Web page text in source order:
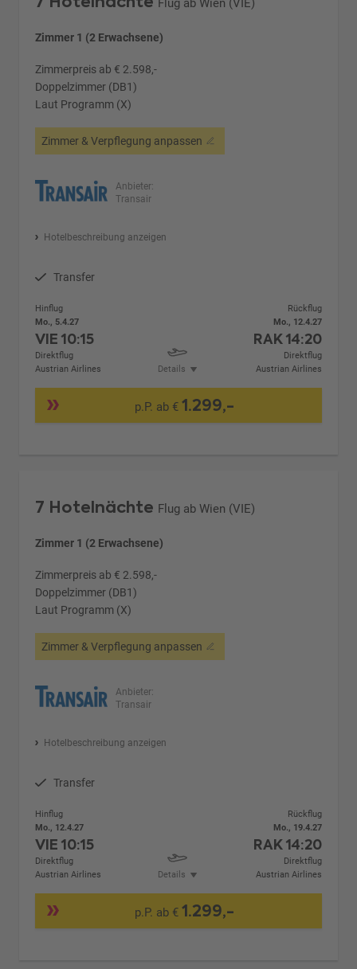
Flug ab Wien (VIE)
Zimmer 1 (2 Erwachsene)
Zimmerpreis ab € 2.598,-
Doppelzimmer (DB1)
Laut Programm (X)
Zimmer & Verpflegung anpassen
Anbieter:
Transair
Hotelbeschreibung anzeigen
Transfer
Hinflug
Mo., 5.4.27
VIE10:15
Direktflug
Austrian Airlines
Details
Rückflug
Mo., 12.4.27
RAK14:20
Direktflug
Austrian Airlines
p.P. ab € 1.299,-
7 Hotelnächte Flug ab Wien (VIE)
Zimmer 1 (2 Erwachsene)
Zimmerpreis ab € 2.598,-
Doppelzimmer (DB1)
Laut Programm (X)
Zimmer & Verpflegung anpassen
Anbieter:
Transair
Hotelbeschreibung anzeigen
Transfer
Hinflug
Mo., 12.4.27
VIE10:15
Direktflug
Austrian Airlines
Details
Rückflug
Mo., 19.4.27
RAK14:20
Direktflug
Austrian Airlines
p.P. ab € 1.299,-